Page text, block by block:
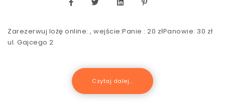
Zarezerwuj lożę online: , wejście:Panie : 20 złPanowie: 30 zł
ul. Gajcego 2
Czytaj dalej...